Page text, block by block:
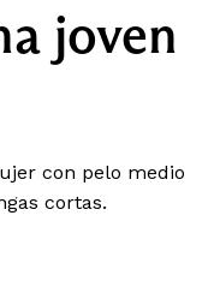
joven
con pelo medio
cortas.